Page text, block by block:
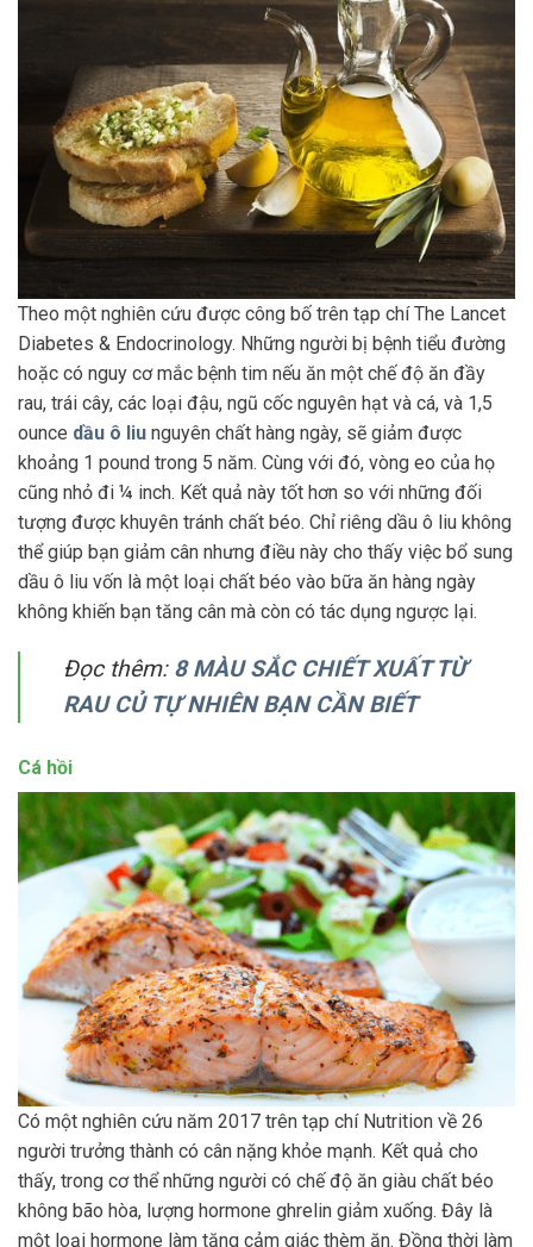
Theo một nghiên cứu được công bố trên tạp chí The Lancet
Diabetes & Endocrinology. Những người bị bệnh tiểu đường
hoặc có nguy cơ mắc bệnh tim nếu ăn một chế độ ăn đầy
rau, trái cây, các loại đậu, ngũ cốc nguyên hạt và cá, và 1,5
ounce dầu ô liu nguyên chất hàng ngày, sẽ giảm được
khoảng 1 pound trong 5 năm. Cùng với đó, vòng eo của họ
cũng nhỏ đi ¼ inch. Kết quả này tốt hơn so với những đối
tượng được khuyên tránh chất béo. Chỉ riêng dầu ô liu không
thể giúp bạn giảm cân nhưng điều này cho thấy việc bổ sung
dầu ô liu vốn là một loại chất béo vào bữa ăn hàng ngày
không khiến bạn tăng cân mà còn có tác dụng ngược lại.
Đọc thêm: 8 MÀU SẮC CHIẾT XUẤT TỪ
RAU CỦ TỰ NHIÊN BẠN CẦN BIẾT
Cá hồi
Có một nghiên cứu năm 2017 trên tạp chí Nutrition về 26
người trưởng thành có cân nặng khỏe mạnh. Kết quả cho
thấy, trong cơ thể những người có chế độ ăn giàu chất béo
không bão hòa, lượng hormone ghrelin giảm xuống. Đây là
một loại hormone làm tăng cảm giác thèm ăn. Đồng thời làm